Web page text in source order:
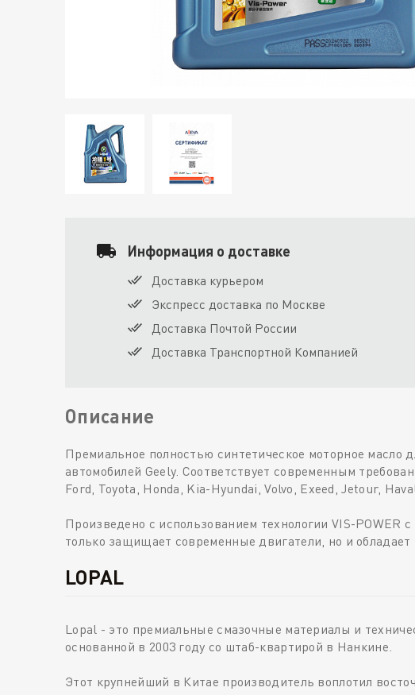
Информация о доставке
Доставка курьером
Экспресс доставка по Москве
Доставка Почтой России
Доставка Транспортной Компанией
Описание
Премиальное полностью синтетическое моторное масло
автомобилей Geely. Соответствует современным
Ford, Toyota, Honda, Kia-Hyundai, Volvo, Exeed, Jetour,
Произведено с использованием технологии VIS-POWER
только защищает современные двигатели, но и
LOPAL
Lopal - это премиальные смазочные материалы и
основанной в 2003 году со штаб-квартирой в Нанкине.
Этот крупнейший в Китае производитель воплотил